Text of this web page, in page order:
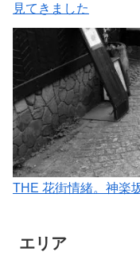
見てきました
THE 花街情緒。神楽
エリア